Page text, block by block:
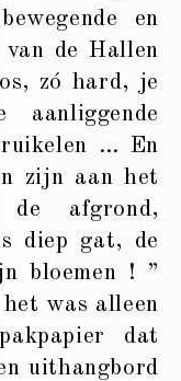
en
van de Hallen
zó hard, je
… En
zijn aan het
afgrond,
diep gat, de
bloemen ! ”
was alleen
dat
uithangbord